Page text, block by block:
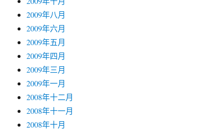
2009年八月
2009年六月
2009年五月
2009年四月
2009年三月
2009年一月
2008年十二月
2008年十一月
2008年十月